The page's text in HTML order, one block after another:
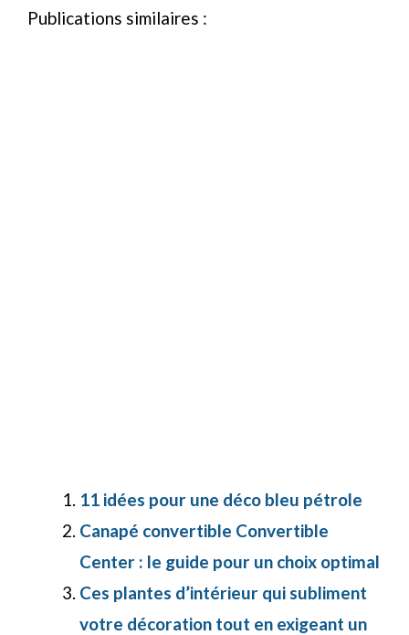
Publications similaires :
11 idées pour une déco bleu pétrole
Canapé convertible Convertible
Center : le guide pour un choix optimal
Ces plantes d’intérieur qui subliment
votre décoration tout en exigeant un